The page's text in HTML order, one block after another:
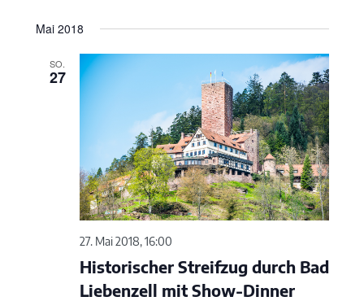
Mai 2018
SO.
27
27. Mai 2018, 16:00
Historischer Streifzug durch Bad
Liebenzell mit Show-Dinner